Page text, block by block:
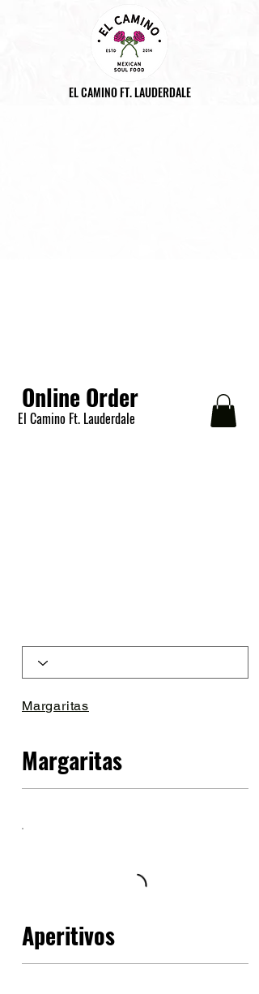
EL CAMINO FT. LAUDERDALE
Online Order
Margaritas
Aperitivos
Margaritas
El Camino Ft. Lauderdale